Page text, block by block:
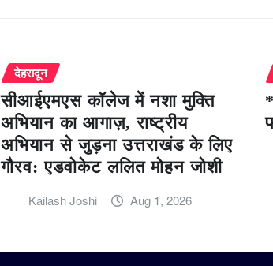
देहरादून
सीआईएमएस कॉलेज में नशा मुक्ति
अभियान का आगाज़, राष्ट्रीय
अभियान से जुड़ना उत्तराखंड के लिए
गौरव: एडवोकेट ललित मोहन जोशी
Kailash Joshi Aug 1, 2026